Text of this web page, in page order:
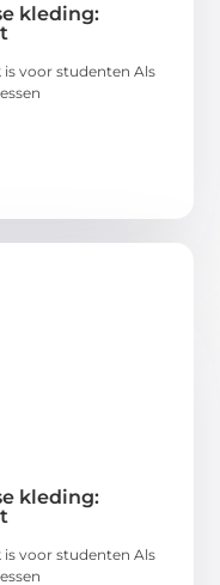
kleding:
voor studenten Als
kleding:
voor studenten Als